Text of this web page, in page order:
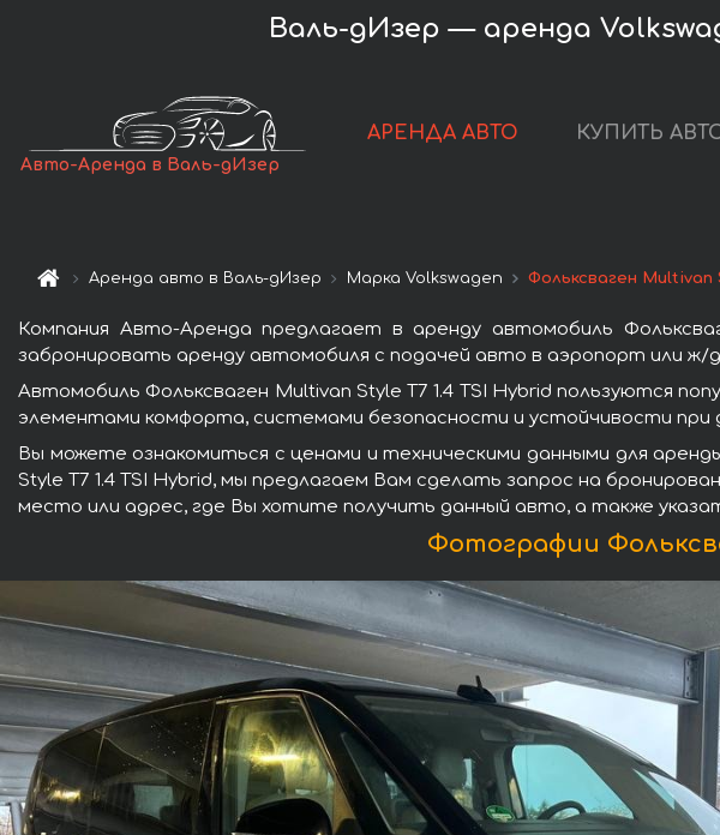
Валь-дИзер — аренда
Авто-Аренда в Валь-дИзер
АРЕНДА АВТО КУПИТЬ
Аренда авто в Валь-дИзер Марка Volkswagen Фольксваген Multivan
Компания Авто-Аренда предлагает в аренду автомобиль
забронировать аренду автомобиля с подачей авто в аэропорт или ж/д
Автомобиль Фольксваген Multivan Style T7 1.4 TSI Hybrid пользуются
элементами комфорта, системами безопасности и устойчивости при
Вы можете ознакомиться с ценами и техническими данными для
Style T7 1.4 TSI Hybrid, мы предлагаем Вам сделать запрос на
место или адрес, где Вы хотите получить данный авто, а также
Фотографии